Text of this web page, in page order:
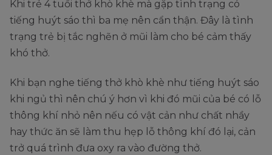
Khi trẻ 4 tuổi thở khò khè mà gặp tình trạng có
tiếng huýt sáo thì ba mẹ nên cẩn thận. Đây là tình
trạng trẻ bị tắc nghẽn ở mũi làm cho bé cảm thấy
khó thở.
Khi bạn nghe tiếng thở khò khè như tiếng huýt sáo
khi ngủ thì nên chú ý hơn vì khi đó mũi của bé có lỗ
thông khí nhỏ nên nếu có vật cản như chất nhầy
hay thức ăn sẽ làm thu hẹp lỗ thông khí đó lại, cản
trở quá trình đưa oxy ra vào đường thở.